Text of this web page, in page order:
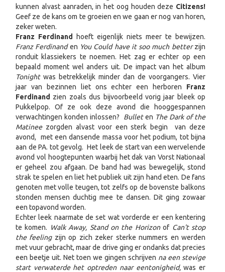
kunnen alvast aanraden, in het oog houden deze Citizens!
Geef ze de kans om te groeien en we gaan er nog van horen,
zeker weten.
Franz Ferdinand
hoeft eigenlijk niets meer te bewijzen.
Franz Ferdinanden You Could have it soo much betterzijn
ronduit klassiekers te noemen. Het zag er echter op een
bepaald moment wel anders uit. De impact van het album
Tonightwas betrekkelijk minder dan de voorgangers. Vier
jaar van bezinnen liet ons echter een herboren Franz
Ferdinand zien zoals dus bijvoorbeeld vorig jaar bleek op
Pukkelpop. Of ze ook deze avond die hooggespannen
verwachtingen konden inlossen? Bulleten The Dark of the
Matineezorgden alvast voor een sterk begin van deze
avond, met een dansende massa voor het podium, tot bijna
aan de PA. tot gevolg. Het leek de start van een wervelende
avond vol hoogtepunten waarbij het dak van Vorst Nationaal
er geheel zou afgaan. De band had was bewegelijk, stond
strak te spelen en liet het publiek uit zijn hand eten. De fans
genoten met volle teugen, tot zelfs op de bovenste balkons
stonden mensen duchtig mee te dansen. Dit ging zowaar
een topavond worden.
Echter leek naarmate de set wat vorderde er een kentering
te komen. Walk Away, Stand on the Horizonof Can't stop
the feelingzijn op zich zeker sterke nummers en werden
met vuur gebracht, maar de drive ging er ondanks dat precies
een beetje uit. Net toen we gingen schrijven na een stevige
start verwaterde het optreden naar eentonigheid,was er